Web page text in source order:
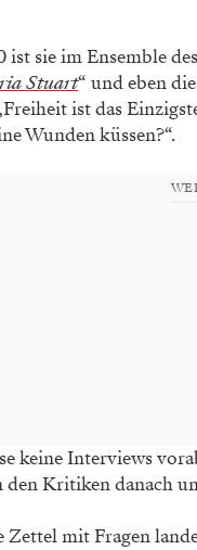
ist sie im Ensemble
Stuart“ und eben
ist das
Wunden küssen?“.
keine Interviews
Kritiken danach
Zettel mit Fragen